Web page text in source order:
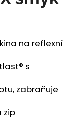
na reflexní
s
zabraňuje
zip